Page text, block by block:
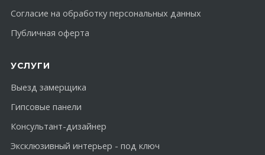
Согласие на обработку персональных данных
Публичная оферта
УСЛУГИ
Выезд замерщика
Гипсовые панели
Консультант-дизайнер
Эксклюзивный интерьер - под ключ